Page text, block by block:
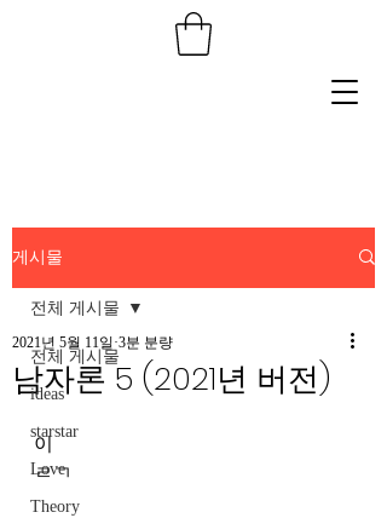
게시물
전체 게시물
ideas
starstar
Love
Theory
전체 게시물
남자론 5 (2021년 버전)
2021년 5월 11일 3분 분량
이
ㄹㄱ